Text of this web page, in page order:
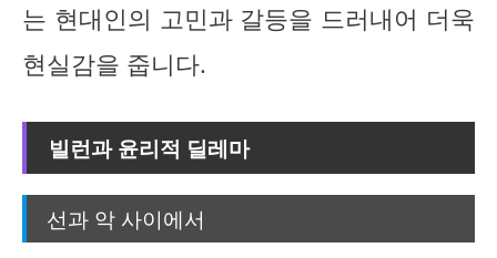
는 현대인의 고민과 갈등을 드러내어 더욱
현실감을 줍니다.
빌런과 윤리적 딜레마
선과 악 사이에서